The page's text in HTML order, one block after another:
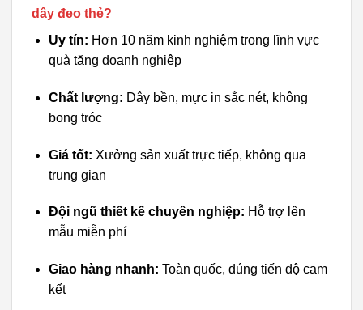
dây đeo thẻ?
Uy tín: Hơn 10 năm kinh nghiệm trong lĩnh vực
quà tặng doanh nghiệp
Chất lượng: Dây bền, mực in sắc nét, không
bong tróc
Giá tốt: Xưởng sản xuất trực tiếp, không qua
trung gian
Đội ngũ thiết kế chuyên nghiệp: Hỗ trợ lên
mẫu miễn phí
Giao hàng nhanh: Toàn quốc, đúng tiến độ cam
kết